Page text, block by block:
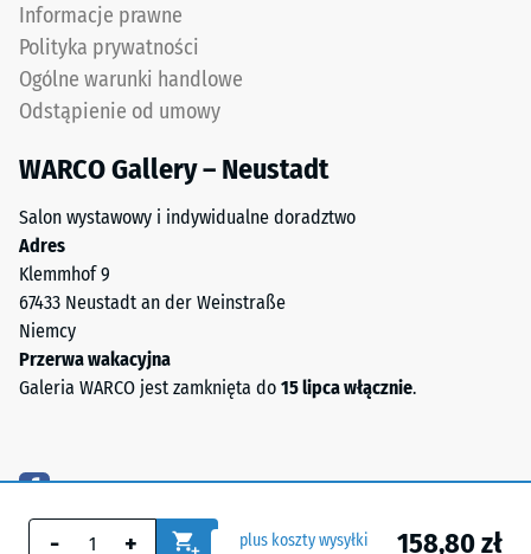
158,80 zł
plus koszty wysyłki
- +
Informacje prawne
Polityka prywatności
Ogólne warunki handlowe
Odstąpienie od umowy
WARCO Gallery – Neustadt
Salon wystawowy i indywidualne doradztwo
Adres
Klemmhof 9
67433 Neustadt an der Weinstraße
Niemcy
Przerwa wakacyjna
Galeria WARCO jest zamknięta do 15 lipca włącznie.